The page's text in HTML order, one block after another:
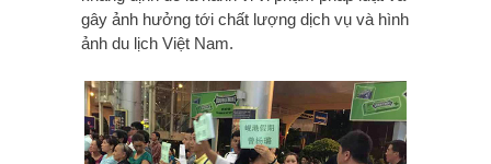
gây ảnh hưởng tới chất lượng dịch vụ và hình
ảnh du lịch Việt Nam.